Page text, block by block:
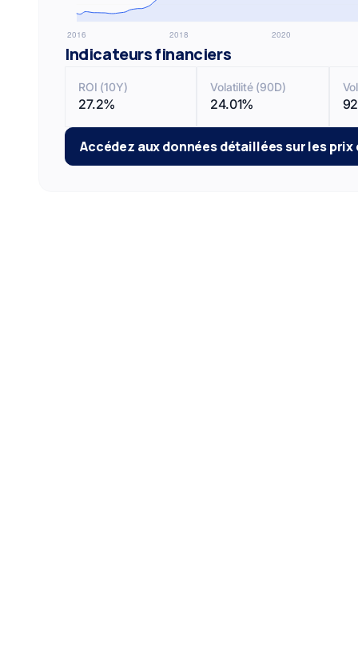
Indicateurs financiers
ROI (10Y)
27.2%
Volatilité (90D)
24.01%
Accédez aux données détaillées sur les prix